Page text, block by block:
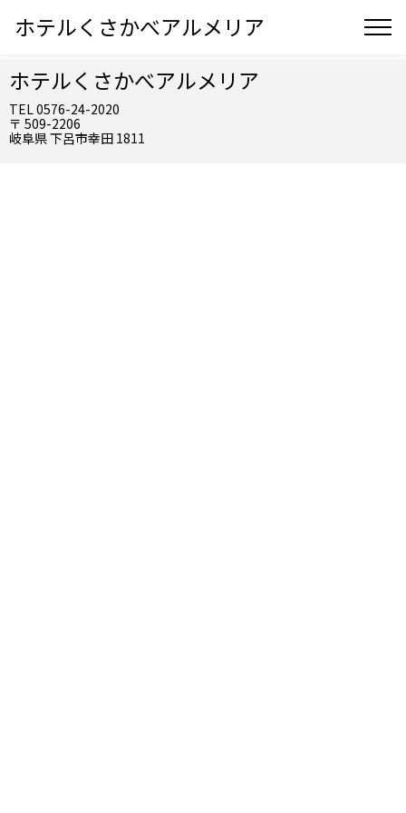
ホテルくさかべアルメリア
ホテルくさかべアルメリア
TEL 0576-24-2020
〒 509-2206
岐阜県 下呂市幸田 1811